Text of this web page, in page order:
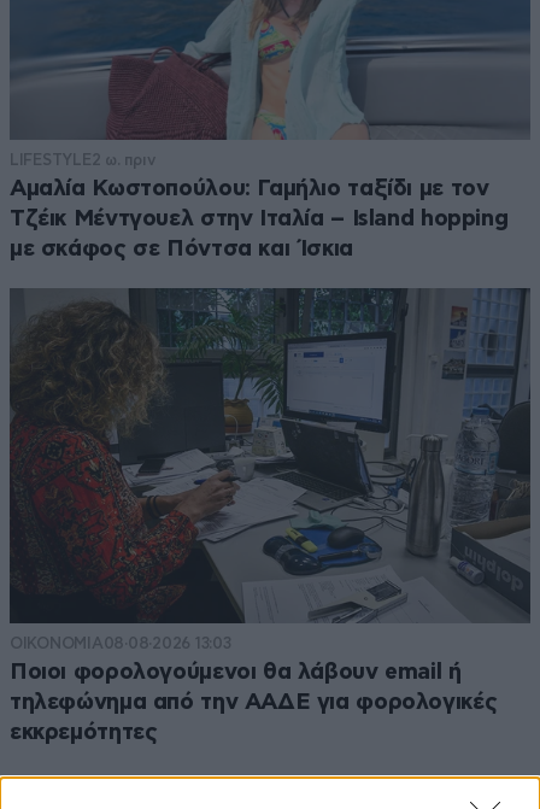
LIFESTYLE 2 ω. πριν
Αμαλία Κωστοπούλου: Γαμήλιο ταξίδι με τον
Τζέικ Μέντγουελ στην Ιταλία – Island hopping
με σκάφος σε Πόντσα και Ίσκια
ΟΙΚΟΝΟΜΙΑ08·08·2026 13:03
Ποιοι φορολογούμενοι θα λάβουν email ή
τηλεφώνημα από την ΑΑΔΕ για φορολογικές
εκκρεμότητες